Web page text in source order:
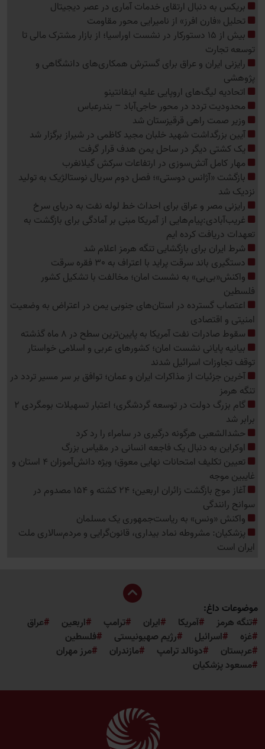
بریکس به دنبال ارتقای خدمات آماری در عصر دیجیتال
تحلیل «فارن افرز» از نامیرایی محور مقاومت
بیش از 15 دستورکار در نشست اوراسیا؛ از بازار مشترک مالی تا
توسعه تجارت
رایزنی ایران و عراق برای گسترش همکاری‌های دانشگاهی و
پژوهشی
اتحادیه لیگ‌های اروپایی علیه اینفانتینو
محدودیت تردد در محور حاجی‌آباد – بندرعباس
وزیر صمت راهی قرقیزستان شد
آیین بزرگداشت شهید خلبان مجید کاظمی در شیراز برگزار شد
یک کشتی دیگر در ساحل یمن هدف قرار گرفت
مهار کامل آتش‌سوزی در ارتفاعات سرکش گیلانغرب
بازگشت «آژانس دوستی»؛ فصل دوم سریال نوستالژیک به تولید
نزدیک شد
رایزنی مصر و عراق برای احداث خط لوله نفت به دریای سرخ
غریب‌آبادی:پیام‌هایی از آمریکا مبنی بر آمادگی برای بازگشت به
تعهدات دریافت کرده ایم
شرط ایران برای بازگشایی تنگه هرمز اعلام شد
دستگیری باند سرقت پراید با اعتراف به 30 فقره سرقت
واکنش«بی‌بی» به نشست امان؛ مخالفت با تشکیل کشور
فلسطین
اعتصاب گسترده در استان‌های جنوبی یمن در اعتراض به وضعیت
امنیتی و اقتصادی
سقوط صادرات نفت آمریکا به پایین‌ترین سطح در 8 ماه گذشته
بیانیه پایانی نشست امان؛ کشورهای عربی و اسلامی خواستار
توقف تجاوزات اسرائیل شدند
آخرین جزئیات از مذاکرات ایران و عمان؛ توافق بر سر مسیر تردد در
تنگه هرمز
گام بزرگ دولت در توسعه گردشگری؛ اعتبار تسهیلات بومگردی 2
برابر شد
حشدالشعبی هرگونه درگیری در سامراء را رد کرد
اوکراین به دنبال یک فاجعه انسانی در مقیاس بزرگ
تعیین تکلیف امتحانات نهایی معوق؛ ویژه دانش‌آموزان 4 استان و
غایبین موجه
آغاز موج بازگشت زائران اربعین؛ 24 کشته و 154 مصدوم در
سوانح رانندگی
واکنش «ونس» به ریاست‌جمهوری یک مسلمان
پزشکیان: مشروطه نماد بیداری، قانون‌گرایی و مردم‌سالاری ملت
ایران است
موضوعات داغ:
تنگه هرمز
آمریکا ایران ترامپ اربعین
عراق
غزه
اسرائیل رژیم صهیونیستی
فلسطین
عربستان
دونالد ترامپ مازندران
مرز مهران
مسعود پزشکیان